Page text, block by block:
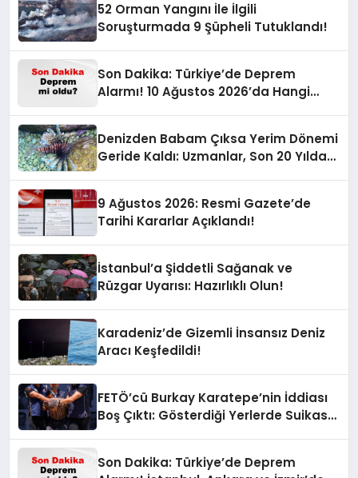
52 Orman Yangını İle İlgili
Soruşturmada 9 Şüpheli Tutuklandı!
Son Dakika: Türkiye’de Deprem
Alarmı! 10 Ağustos 2026’da Hangi
Denizden Babam Çıksa Yerim Dönemi
Geride Kaldı: Uzmanlar, Son 20 Yılda
9 Ağustos 2026: Resmi Gazete’de
Tarihi Kararlar Açıklandı!
İstanbul’a Şiddetli Sağanak ve
Rüzgar Uyarısı: Hazırlıklı Olun!
Karadeniz’de Gizemli İnsansız Deniz
Aracı Keşfedildi!
FETÖ’cü Burkay Karatepe’nin İddiası
Boş Çıktı: Gösterdiği Yerlerde Suikast
Son Dakika: Türkiye’de Deprem